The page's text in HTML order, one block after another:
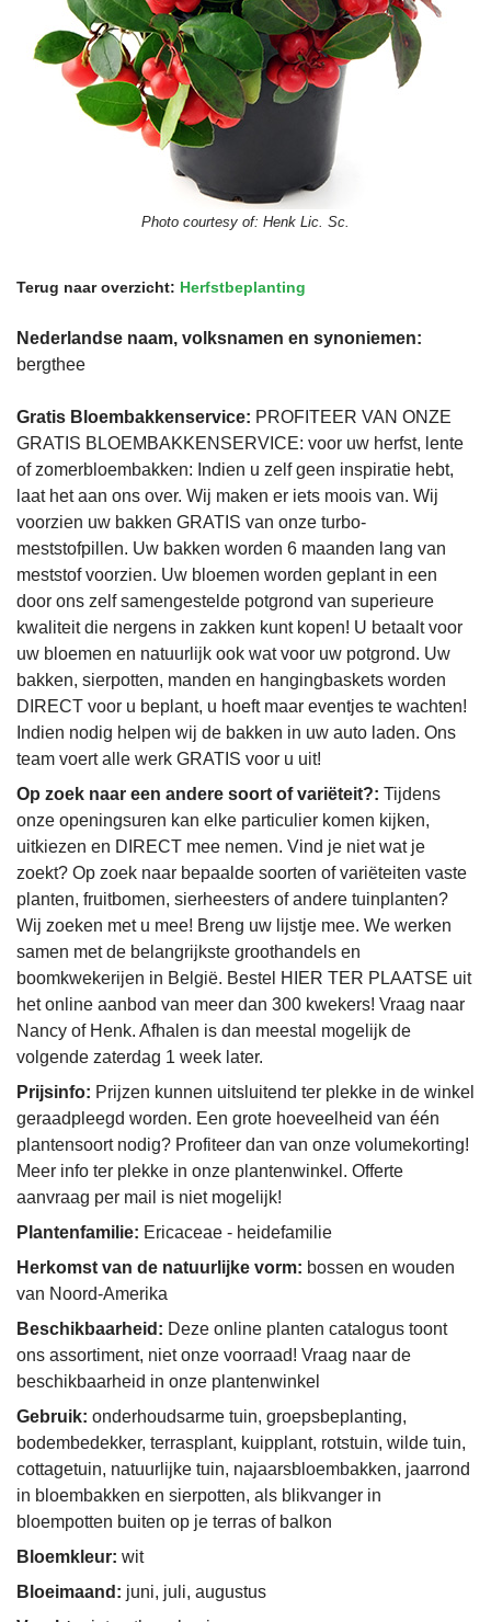
Photo courtesy of: Henk Lic. Sc.
Terug naar overzicht: Herfstbeplanting
Nederlandse naam, volksnamen en synoniemen:
bergthee
Gratis Bloembakkenservice: PROFITEER VAN ONZE
GRATIS BLOEMBAKKENSERVICE: voor uw herfst, lente
of zomerbloembakken: Indien u zelf geen inspiratie hebt,
laat het aan ons over. Wij maken er iets moois van. Wij
voorzien uw bakken GRATIS van onze turbo-
meststofpillen. Uw bakken worden 6 maanden lang van
meststof voorzien. Uw bloemen worden geplant in een
door ons zelf samengestelde potgrond van superieure
kwaliteit die nergens in zakken kunt kopen! U betaalt voor
uw bloemen en natuurlijk ook wat voor uw potgrond. Uw
bakken, sierpotten, manden en hangingbaskets worden
DIRECT voor u beplant, u hoeft maar eventjes te wachten!
Indien nodig helpen wij de bakken in uw auto laden. Ons
team voert alle werk GRATIS voor u uit!
Op zoek naar een andere soort of variëteit?: Tijdens
onze openingsuren kan elke particulier komen kijken,
uitkiezen en DIRECT mee nemen. Vind je niet wat je
zoekt? Op zoek naar bepaalde soorten of variëteiten vaste
planten, fruitbomen, sierheesters of andere tuinplanten?
Wij zoeken met u mee! Breng uw lijstje mee. We werken
samen met de belangrijkste groothandels en
boomkwekerijen in België. Bestel HIER TER PLAATSE uit
het online aanbod van meer dan 300 kwekers! Vraag naar
Nancy of Henk. Afhalen is dan meestal mogelijk de
volgende zaterdag 1 week later.
Prijsinfo: Prijzen kunnen uitsluitend ter plekke in de winkel
geraadpleegd worden. Een grote hoeveelheid van één
plantensoort nodig? Profiteer dan van onze volumekorting!
Meer info ter plekke in onze plantenwinkel. Offerte
aanvraag per mail is niet mogelijk!
Plantenfamilie: Ericaceae - heidefamilie
Herkomst van de natuurlijke vorm: bossen en wouden
van Noord-Amerika
Beschikbaarheid: Deze online planten catalogus toont
ons assortiment, niet onze voorraad! Vraag naar de
beschikbaarheid in onze plantenwinkel
Gebruik: onderhoudsarme tuin, groepsbeplanting,
bodembedekker, terrasplant, kuipplant, rotstuin, wilde tuin,
cottagetuin, natuurlijke tuin, najaarsbloembakken, jaarrond
in bloembakken en sierpotten, als blikvanger in
bloempotten buiten op je terras of balkon
Bloemkleur: wit
Bloeimaand: juni, juli, augustus